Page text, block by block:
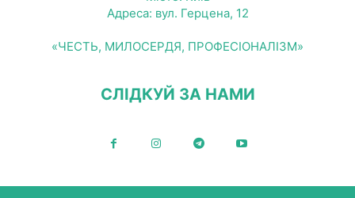
Адреса: вул. Герцена, 12
«ЧЕСТЬ, МИЛОСЕРДЯ, ПРОФЕСІОНАЛІЗМ»
СЛІДКУЙ ЗА НАМИ